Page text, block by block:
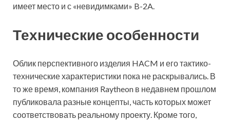
имеет место и с «невидимками» B-2A.
Технические особенности
Облик перспективного изделия HACM и его тактико-
технические характеристики пока не раскрывались. В
то же время, компания Raytheon в недавнем прошлом
публиковала разные концепты, часть которых может
соответствовать реальному проекту. Кроме того,